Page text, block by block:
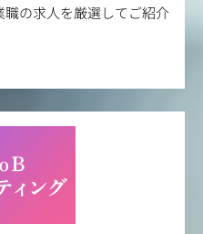
の求人を厳選してご紹介